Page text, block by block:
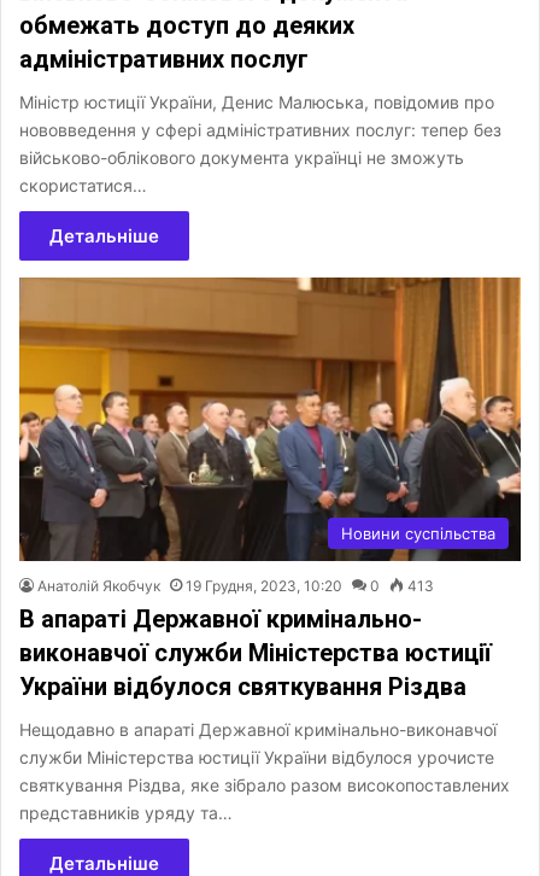
обмежать доступ до деяких
адміністративних послуг
Міністр юстиції України, Денис Малюська, повідомив про
нововведення у сфері адміністративних послуг: тепер без
військово-облікового документа українці не зможуть
скористатися…
Детальніше
Новини суспільства
Анатолій Якобчук 19 Грудня, 2023, 10:20 0 413
В апараті Державної кримінально-
виконавчої служби Міністерства юстиції
України відбулося святкування Різдва
Нещодавно в апараті Державної кримінально-виконавчої
служби Міністерства юстиції України відбулося урочисте
святкування Різдва, яке зібрало разом високопоставлених
представників уряду та…
Детальніше